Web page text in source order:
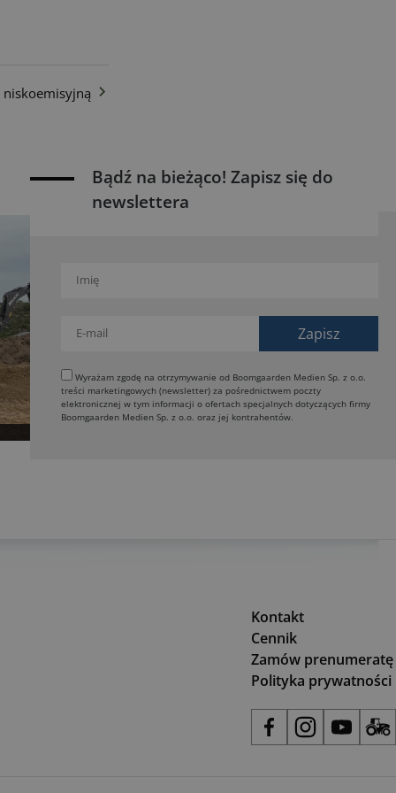
niskoemisyjną
Bądź na bieżąco! Zapisz się do
newslettera
Wyrażam zgodę na otrzymywanie od Boomgaarden Medien Sp. z o.o.
treści marketingowych (newsletter) za pośrednictwem poczty
elektronicznej w tym informacji o ofertach specjalnych dotyczących firmy
Boomgaarden Medien Sp. z o.o. oraz jej kontrahentów.
Kontakt
Cennik
Zamów prenumeratę
Polityka prywatności